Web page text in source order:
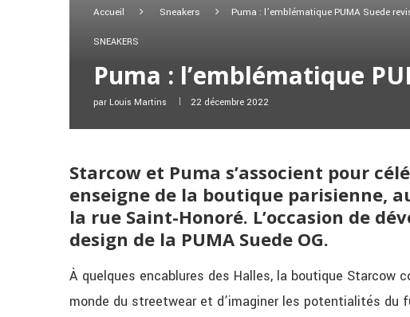
Accueil Sneakers Puma : l’emblématique PUMA Suede
SNEAKERS
Puma : l’emblématique
par Louis Martins 22 décembre 2022
Starcow et Puma s’associent pour
enseigne de la boutique parisienne,
la rue Saint-Honoré. L’occasion de
design de la PUMA Suede OG.
À quelques encablures des Halles, la boutique Starcow
monde du streetwear et d’imaginer les potentialités du